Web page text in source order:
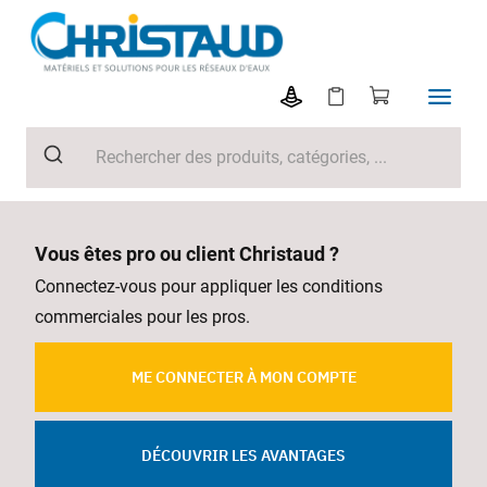
Vous êtes pro ou client Christaud ?
Connectez-vous pour appliquer les conditions
commerciales pour les pros.
ME CONNECTER À MON COMPTE
DÉCOUVRIR LES AVANTAGES